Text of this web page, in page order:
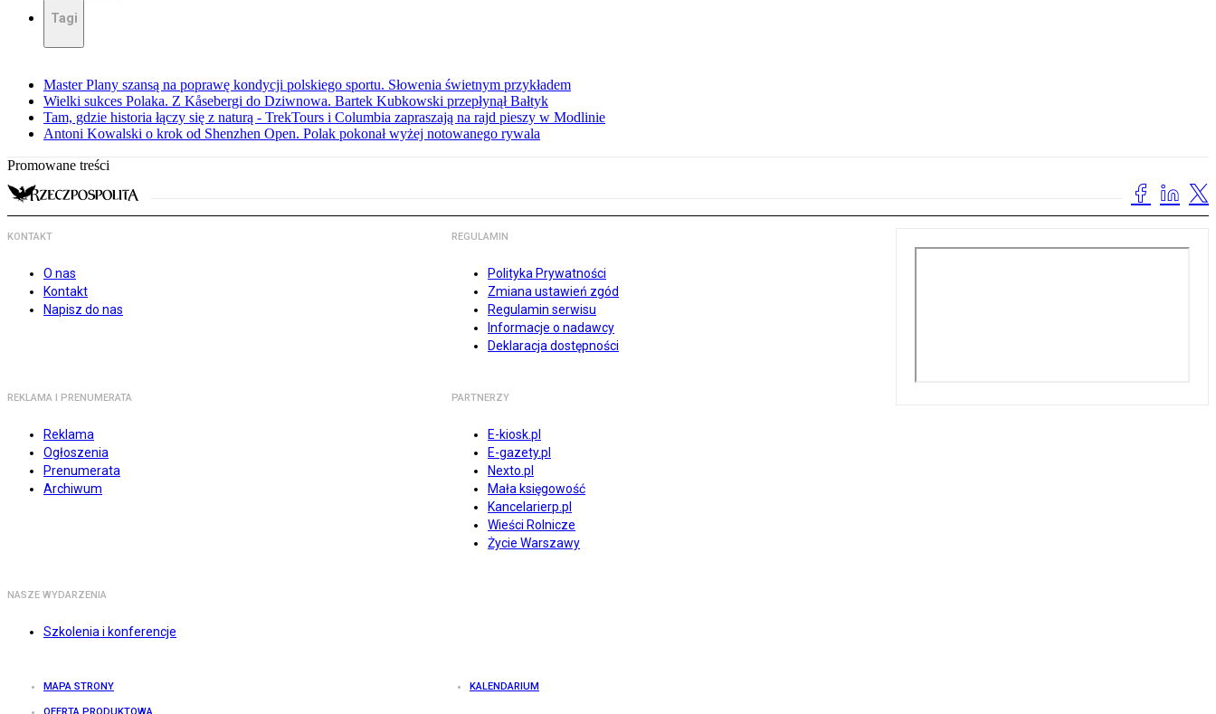
Tagi
Master Plany szansą na poprawę kondycji polskiego sportu. Słowenia świetnym przykładem
Wielki sukces Polaka. Z Kåsebergi do Dziwnowa. Bartek Kubkowski przepłynął Bałtyk
Tam, gdzie historia łączy się z naturą - TrekTours i Columbia zapraszają na rajd pieszy w Modlinie
Antoni Kowalski o krok od Shenzhen Open. Polak pokonał wyżej notowanego rywala
Promowane treści
KONTAKT
O nas
Kontakt
Napisz do nas
REGULAMIN
Polityka Prywatności
Zmiana ustawień zgód
Regulamin serwisu
Informacje o nadawcy
Deklaracja dostępności
REKLAMA I PRENUMERATA
Reklama
Ogłoszenia
Prenumerata
Archiwum
PARTNERZY
E-kiosk.pl
E-gazety.pl
Nexto.pl
Mała księgowość
Kancelarierp.pl
Wieści Rolnicze
Życie Warszawy
NASZE WYDARZENIA
Szkolenia i konferencje
MAPA STRONY KALENDARIUM